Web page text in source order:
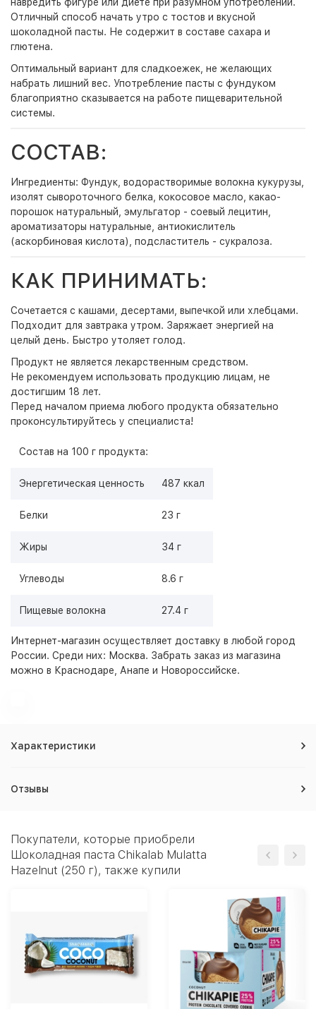
Отличный способ начать утро с тостов и вкусной
шоколадной пасты. Не содержит в составе сахара и
глютена.
Оптимальный вариант для сладкоежек, не желающих
набрать лишний вес. Употребление пасты с фундуком
благоприятно сказывается на работе пищеварительной
системы.
СОСТАВ:
Ингредиенты: Фундук, водорастворимые волокна кукурузы,
изолят сывороточного белка, кокосовое масло, какао-
порошок натуральный, эмульгатор - соевый лецитин,
ароматизаторы натуральные, антиокислитель
(аскорбиновая кислота), подсластитель - сукралоза.
КАК ПРИНИМАТЬ:
Сочетается с кашами, десертами, выпечкой или хлебцами.
Подходит для завтрака утром. Заряжает энергией на
целый день. Быстро утоляет голод.
Продукт не является лекарственным средством.
Не рекомендуем использовать продукцию лицам, не
достигшим 18 лет.
Перед началом приема любого продукта обязательно
проконсультируйтесь у специалиста!
Состав на 100 г продукта:
Энергетическая ценность 487 ккал
Белки 23 г
Жиры 34 г
Углеводы 8.6 г
Пищевые волокна 27.4 г
Интернет-магазин осуществляет доставку в любой город
России. Среди них: Москва. Забрать заказ из магазина
можно в Краснодаре, Анапе и Новороссийске.
Характеристики
Отзывы
Покупатели, которые приобрели
Шоколадная паста Chikalab Mulatta
Hazelnut (250 г), также купили